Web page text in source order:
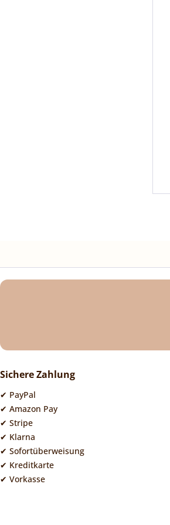
Sichere Zahlung
✔ PayPal
✔ Amazon Pay
✔ Stripe
✔ Klarna
✔ Sofortüberweisung
✔ Kreditkarte
✔ Vorkasse